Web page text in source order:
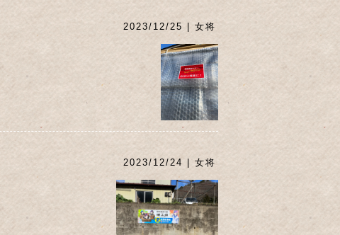
2023/12/25 | 女将
2023/12/24 | 女将